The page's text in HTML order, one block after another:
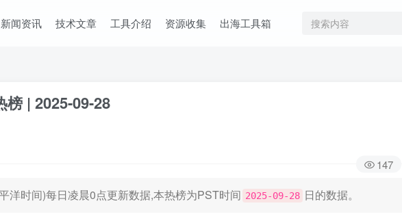
新闻资讯 技术文章 工具介绍 资源收集 出海工具箱
| 2025-09-28
147
洋时间)每日凌晨0点更新数据,本热榜为PST时间 2025-09-28 日的数据。